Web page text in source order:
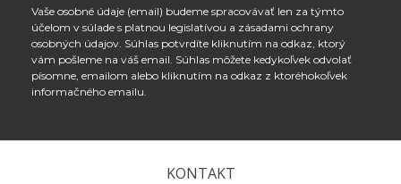
Vaše osobné údaje (email) budeme spracovávať len za týmto
účelom v súlade s platnou legislatívou a zásadami ochrany
osobných údajov. Súhlas potvrdíte kliknutím na odkaz, ktorý
vám pošleme na váš email. Súhlas môžete kedykoľvek odvolať
písomne, emailom alebo kliknutím na odkaz z ktoréhokoľvek
informačného emailu.
KONTAKT